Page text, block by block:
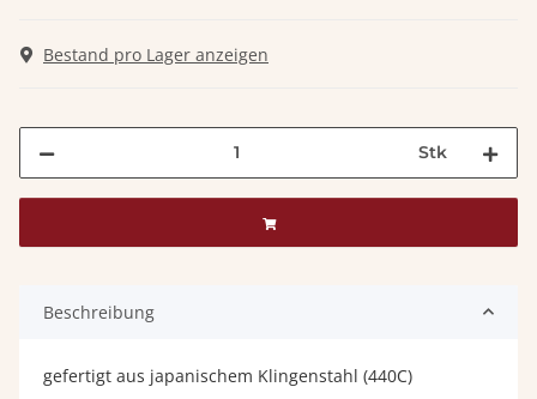
Bestand pro Lager anzeigen
Stk
Beschreibung
gefertigt aus japanischem Klingenstahl (440C)